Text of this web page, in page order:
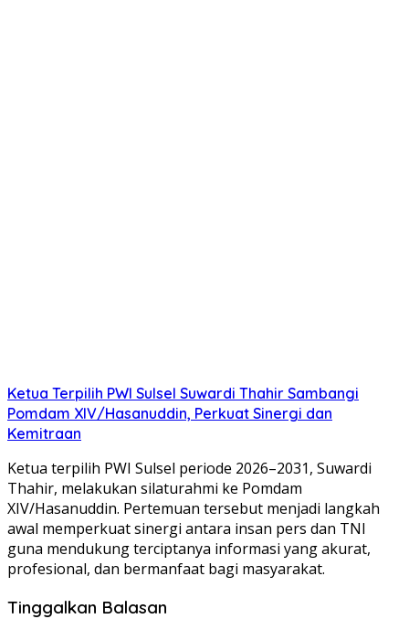
Ketua Terpilih PWI Sulsel Suwardi Thahir Sambangi
Pomdam XIV/Hasanuddin, Perkuat Sinergi dan
Kemitraan
Ketua terpilih PWI Sulsel periode 2026–2031, Suwardi
Thahir, melakukan silaturahmi ke Pomdam
XIV/Hasanuddin. Pertemuan tersebut menjadi langkah
awal memperkuat sinergi antara insan pers dan TNI
guna mendukung terciptanya informasi yang akurat,
profesional, dan bermanfaat bagi masyarakat.
Tinggalkan Balasan